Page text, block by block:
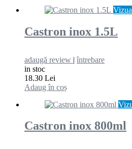
Castron inox 1.5L
adaugă review |întrebare
in stoc
18.30 Lei
Adaug în coș
Castron inox 800ml